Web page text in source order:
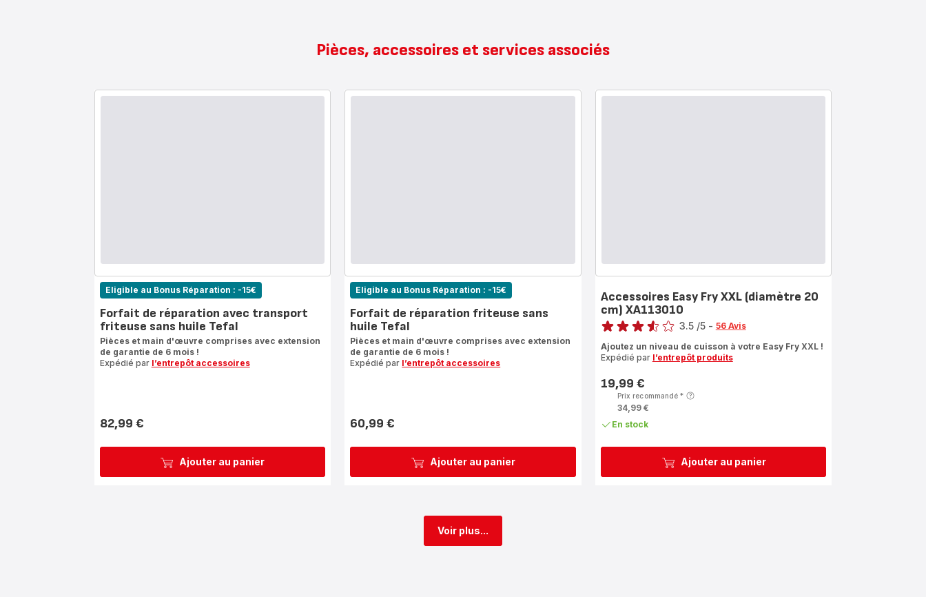
Pièces, accessoires et services associés
Ajouter au panier
Eligible au Bonus Réparation : -15€
Forfait de réparation avec transport
friteuse sans huile Tefal
Pièces et main d'œuvre comprises avec extension
de garantie de 6 mois !
Expédié par l’entrepôt accessoires
Prix
82,99 €
Ajouter au panier
Eligible au Bonus Réparation : -15€
Forfait de réparation friteuse sans
huile Tefal
Pièces et main d'œuvre comprises avec extension
de garantie de 6 mois !
Expédié par l’entrepôt accessoires
Prix
60,99 €
Ajouter au panier
Accessoires Easy Fry XXL (diamètre 20
cm) XA113010
Note
3.5 /5 - 56 Avis
Ajoutez un niveau de cuisson à votre Easy Fry XXL !
Expédié par l’entrepôt produits
Prix
19,99 €
Prix recommandé*
34,99 €
En stock
Voir plus...